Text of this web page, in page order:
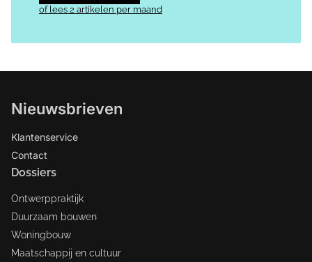
of lees 2 artikelen per maand
Nieuwsbrieven
Klantenservice
Contact
Dossiers
Ontwerppraktijk
Duurzaam bouwen
Woningbouw
Maatschappij en cultuur